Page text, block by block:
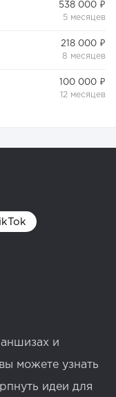
538 000 ₽
5 месяцев
218 000 ₽
8 месяцев
100 000 ₽
12 месяцев
и
можете узнать
идеи для